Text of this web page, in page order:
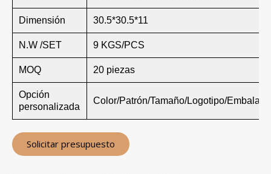
Dimensión 30.5*30.5*11
N.W /SET 9 KGS/PCS
MOQ 20 piezas
Opción
personalizada
Color/Patrón/Tamaño/Logotipo/Embalaje
Solicitar presupuesto